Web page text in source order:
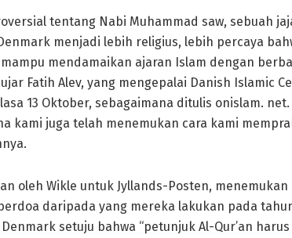
tentang Nabi Muhammad saw, sebuah
menjadi lebih religius, lebih percaya
mendamaikan ajaran Islam dengan
Fatih Alev, yang mengepalai Danish Islamic
13 Oktober, sebagaimana ditulis onislam.
kami juga telah menemukan cara kami
oleh Wikle untuk Jyllands-Posten, menemukan
daripada yang mereka lakukan pada
setuju bahwa “petunjuk Al-Qur’an